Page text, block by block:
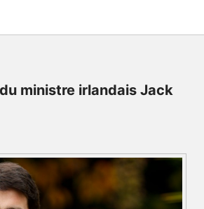
ministre irlandais Jack